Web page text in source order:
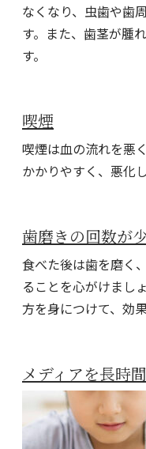
なくなり、虫歯や歯
す。また、歯茎が腫
す。
喫煙
喫煙は血の流れを悪
かかりやすく、悪化
歯磨きの回数が
食べた後は歯を磨く
ることを心がけまし
方を身につけて、効
メディアを長時